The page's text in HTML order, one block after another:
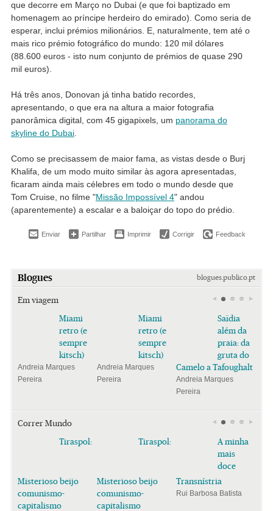
que decorre em Março no Dubai (e que foi baptizado em
homenagem ao príncipe herdeiro do emirado). Como seria de
esperar, inclui prémios milionários. E, naturalmente, tem até o
mais rico prémio fotográfico do mundo: 120 mil dólares
(88.600 euros - isto num conjunto de prémios de quase 290
mil euros).
Há três anos, Donovan já tinha batido recordes,
apresentando, o que era na altura a maior fotografia
panorâmica digital, com 45 gigapixels, um panorama do
skyline do Dubai.
Como se precisassem de maior fama, as vistas desde o Burj
Khalifa, de um modo muito similar às agora apresentadas,
ficaram ainda mais célebres em todo o mundo desde que
Tom Cruise, no filme "Missão Impossível 4" andou
(aparentemente) a escalar e a baloiçar do topo do prédio.
Enviar Partilhar Imprimir Corrigir Feedback
Blogues blogues.publico.pt
Em viagem
Miami
retro (e
sempre
kitsch)
Andreia Marques
Pereira
Miami
retro (e
sempre
kitsch)
Andreia Marques
Pereira
Saïdia
além da
praia: da
gruta do
Camelo a Tafoughalt
Andreia Marques
Pereira
Correr Mundo
Tiraspol:
Misterioso beijo
comunismo-
capitalismo
Tiraspol:
Misterioso beijo
comunismo-
capitalismo
A minha
mais
doce
Transnístria
Rui Barbosa Batista